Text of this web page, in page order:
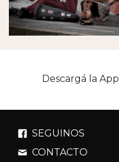
Descargá la App
SEGUINOS
CONTACTO